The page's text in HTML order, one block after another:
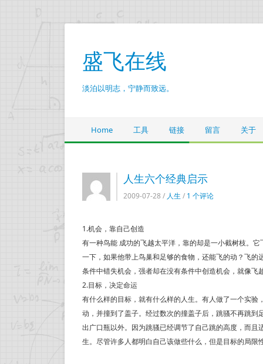
盛飞在线
淡泊以明志，宁静而致远。
Home 工具 链接 留言 关于
人生六个经典启示
2009-07-28 / 人生 / 1 个评论
1.机会，靠自己创造
有一种鸟能 成功的飞越太平洋，靠的却是一小截树枝。
一下，如果他带上鸟巢和足够的食物，还能飞的动？飞
条件中错失机会，强者却在没有条件中创造机会，就像
2.目标，决定命运
有什么样的目标，就有什么样的人生。有人做了一个实
动，并撞到了盖子。经过数次的撞盖子后，跳骚不再跳
出广口瓶以外。因为跳骚已经调节了自己跳的高度，而
生。尽管许多人都明白自己该做些什么，但是目标的局